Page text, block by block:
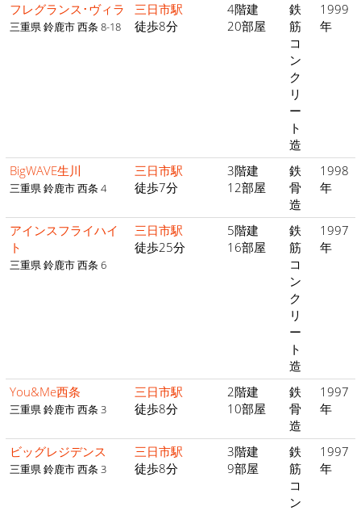
フレグランス･ヴィラ
三重県 鈴鹿市 西条 8-18
三日市駅
徒歩8分
4階建
20部屋
鉄
筋
コ
ン
ク
リ
ー
ト
造
1999
年
BigWAVE生川
三重県 鈴鹿市 西条 4
三日市駅
徒歩7分
3階建
12部屋
鉄
骨
造
1998
年
アインスフライハイ
ト
三重県 鈴鹿市 西条 6
三日市駅
徒歩25分
5階建
16部屋
鉄
筋
コ
ン
ク
リ
ー
ト
造
1997
年
You&Me西条
三重県 鈴鹿市 西条 3
三日市駅
徒歩8分
2階建
10部屋
鉄
骨
造
1997
年
ビッグレジデンス
三重県 鈴鹿市 西条 3
三日市駅
徒歩8分
3階建
9部屋
鉄
筋
コ
ン
1997
年